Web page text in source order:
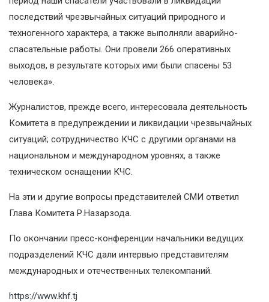
последствий чрезвычайных ситуаций природного и
техногенного характера, а также выполняли аварийно-
спасательные работы. Они провели 266 оперативных
выходов, в результате которых ими были спасены 53
человека».
Журналистов, прежде всего, интересовала деятельность
Комитета в предупреждении и ликвидации чрезвычайных
ситуаций; сотрудничество КЧС с другими органами на
национальном и международном уровнях, а также
техническом оснащении КЧС.
На эти и другие вопросы представителей СМИ ответил
Глава Комитета Р.Назарзода.
По окончании пресс-конференции начальники ведущих
подразделений КЧС дали интервью представителям
международных и отечественных телекомпаний.
https://www.khf.tj